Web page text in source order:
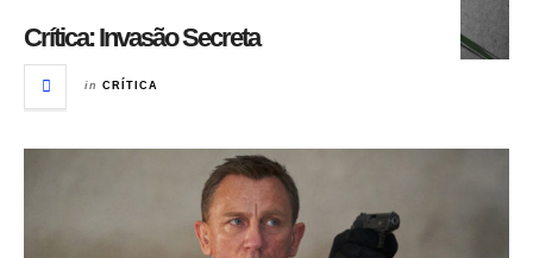
Crítica: Invasão Secreta
in CRÍTICA